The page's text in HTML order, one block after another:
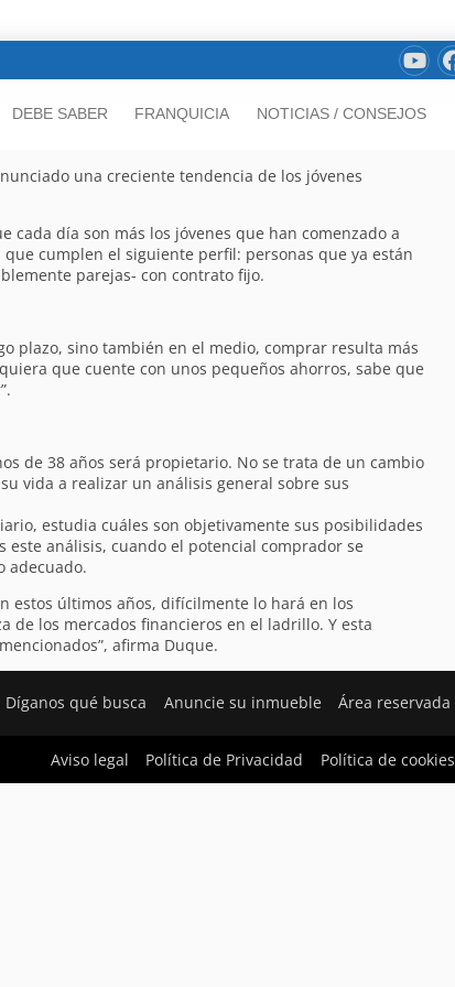
DEBE SABER FRANQUICIA NOTICIAS / CONSEJOS
una creciente tendencia de los jóvenes
cada día son más los jóvenes que han comenzado a
cumplen el siguiente perfil: personas que ya están
parejas- con contrato fijo.
plazo, sino también en el medio, comprar resulta más
que cuente con unos pequeños ahorros, sabe que
de 38 años será propietario. No se trata de un cambio
vida a realizar un análisis general sobre sus
estudia cuáles son objetivamente sus posibilidades
este análisis, cuando el potencial comprador se
adecuado.
estos últimos años, difícilmente lo hará en los
de los mercados financieros en el ladrillo. Y esta
afirma Duque.
Díganos qué busca Anuncie su inmueble Área reservada
Aviso legal Política de Privacidad Política de cookies